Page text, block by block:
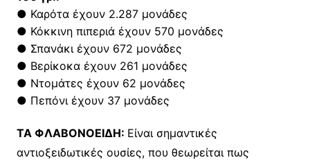
● Καρότα έχουν 2.287 μονάδες
● Κόκκινη πιπεριά έχουν 570 μονάδες
● Σπανάκι έχουν 672 μονάδες
● Βερίκοκα έχουν 261 μονάδες
● Ντομάτες έχουν 62 μονάδες
● Πεπόνι έχουν 37 μονάδες
TA ΦΛABONOEIΔH: Eίναι σημαντικές
αντιοξειδωτικές ουσίες, που θεωρείται πως